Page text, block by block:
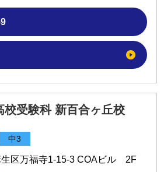
校受験科 新百合ヶ丘校
中3
生区万福寺1-15-3 COAビル 2F